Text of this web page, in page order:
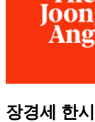
장경세 한